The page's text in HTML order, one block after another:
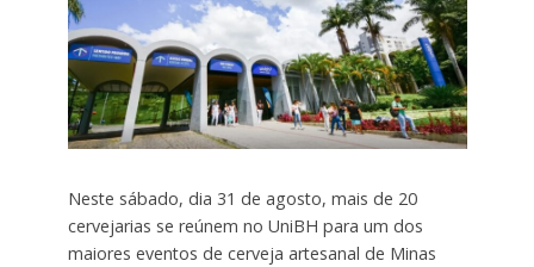
Neste sábado, dia 31 de agosto, mais de 20
cervejarias se reúnem no UniBH para um dos
maiores eventos de cerveja artesanal de Minas